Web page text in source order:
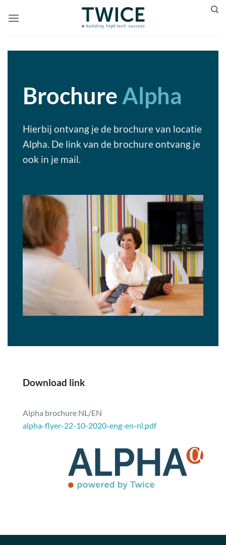
naar
BrochureAlpha
Hierbij ontvang je de brochure van locatie
Alpha. De link van de brochure ontvang je
ook in je mail.
Download link
Alpha brochure NL/EN
alpha-flyer-22-10-2020-eng-en-nl.pdf